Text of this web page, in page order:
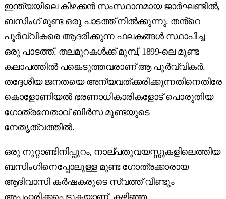
ഇന്ത്യയിലെ കിഴക്കൻ സംസ്ഥാനമായ ജാർഘണ്ടിൽ,
ബസിംഗ് മുണ്ട ഒരു പാടത്ത് നിൽക്കുന്നു. തൻ്റെ
പൂർവ്വികരെ ആദരിക്കുന്ന ഫലകങ്ങൾ സ്ഥാപിച്ച
ഒരു പാടത്ത്. തലമുറകൾക്ക് മുമ്പ്, 1899-ലെ മുണ്ട
കലാപത്തിൽ പങ്കെടുത്തവരാണ് ആ പൂർവ്വികർ.
തദ്ദേശീയ ജനതയെ അന്യവത്ക്കരിക്കുന്നതിനെതിരേ
കൊളോണിയൽ ഭരണാധികാരികളോട് പൊരുതിയ
ഗോത്രനേതാവ് ബിർസ മുണ്ടയുടെ
നേതൃത്വത്തിൽ.
ഒരു നൂറ്റാണ്ടിനിപ്പുറം, നാല്പതുവയസ്സുകളിലെത്തിയ
ബസിംഗിനെപ്പോലുള്ള മുണ്ട ഗോത്രക്കാരായ
ആദിവാസി കർഷകരുടെ സ്വത്ത് വീണ്ടും
അപഹരിക്കപ്പെടുകയാണ്. കഴിഞ്ഞ